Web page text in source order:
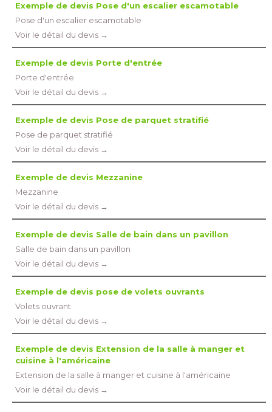
Exemple de devis Pose d'un escalier escamotable
Pose d'un escalier escamotable
Voir le détail du devis →
Exemple de devis Porte d'entrée
Porte d'entrée
Voir le détail du devis →
Exemple de devis Pose de parquet stratifié
Pose de parquet stratifié
Voir le détail du devis →
Exemple de devis Mezzanine
Mezzanine
Voir le détail du devis →
Exemple de devis Salle de bain dans un pavillon
Salle de bain dans un pavillon
Voir le détail du devis →
Exemple de devis pose de volets ouvrants
Volets ouvrant
Voir le détail du devis →
Exemple de devis Extension de la salle à manger et
cuisine à l'américaine
Extension de la salle à manger et cuisine à l'américaine
Voir le détail du devis →